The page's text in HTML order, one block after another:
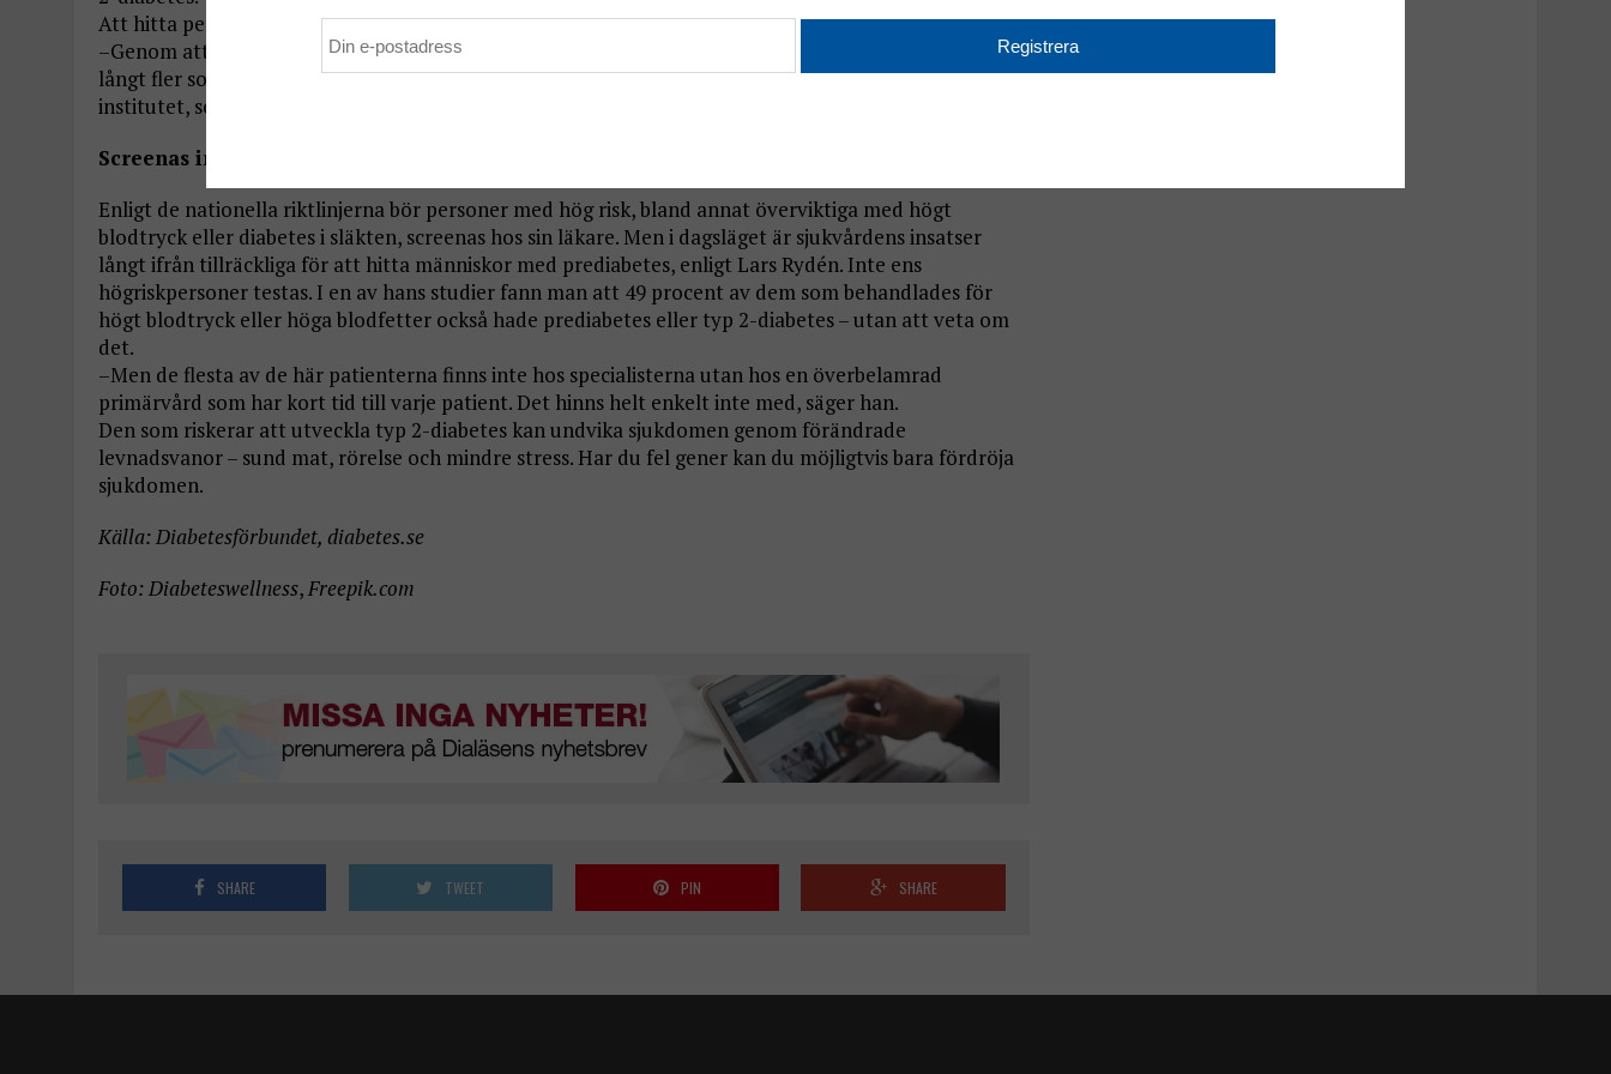
Att hitta personer redan vid prediabetes är egentligen inte särskilt komplicerat.
–Genom att be patienter fylla i ett enkelt frågeformulär och låta en läkare läsa av poängtalet skulle
långt fler som ligger i riskzonen hittas i tid, säger Lars Rydén, senior professor vid Karolinska
institutet, som forskar kring diabetes och hjärtinfarkt till diabetes.se.
Screenas inte
Enligt de nationella riktlinjerna bör personer med hög risk, bland annat överviktiga med högt
blodtryck eller diabetes i släkten, screenas hos sin läkare. Men i dagsläget är sjukvårdens insatser
långt ifrån tillräckliga för att hitta människor med prediabetes, enligt Lars Rydén. Inte ens
högriskpersoner testas. I en av hans studier fann man att 49 procent av dem som behandlades för
högt blodtryck eller höga blodfetter också hade prediabetes eller typ 2-diabetes – utan att veta om
det.
–Men de flesta av de här patienterna finns inte hos specialisterna utan hos en överbelamrad
primärvård som har kort tid till varje patient. Det hinns helt enkelt inte med, säger han.
Den som riskerar att utveckla typ 2-diabetes kan undvika sjukdomen genom förändrade
levnadsvanor – sund mat, rörelse och mindre stress. Har du fel gener kan du möjligtvis bara fördröja
sjukdomen.
Källa: Diabetesförbundet, diabetes.se
Foto: Diabeteswellness,Freepik.com
SHARE TWEET PIN SHARE